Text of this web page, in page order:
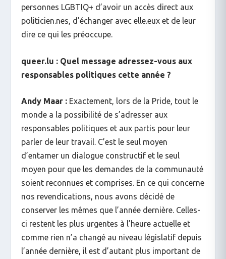
personnes LGBTIQ+ d’avoir un accès direct aux
politicien.nes, d’échanger avec elle.eux et de leur
dire ce qui les préoccupe.
queer.lu : Quel message adressez-vous aux
responsables politiques cette année ?
Andy Maar : Exactement, lors de la Pride, tout le
monde a la possibilité de s’adresser aux
responsables politiques et aux partis pour leur
parler de leur travail. C’est le seul moyen
d’entamer un dialogue constructif et le seul
moyen pour que les demandes de la communauté
soient reconnues et comprises. En ce qui concerne
nos revendications, nous avons décidé de
conserver les mêmes que l’année dernière. Celles-
ci restent les plus urgentes à l’heure actuelle et
comme rien n’a changé au niveau législatif depuis
l’année dernière, il est d’autant plus important de